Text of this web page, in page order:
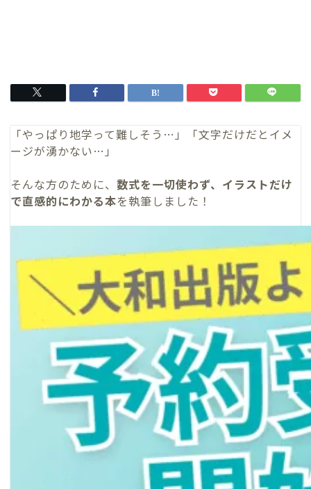
「やっぱり地学って難しそう…」「文字だけだとイメ
ージが湧かない…」
そんな方のために、 数式を一切使わず、イラストだけ
で直感的にわかる本を執筆しました！